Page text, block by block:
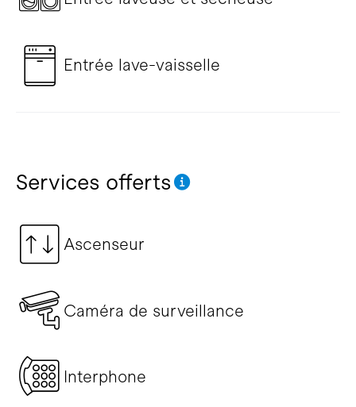
Entrée lave-vaisselle
Services offerts
Ascenseur
Caméra de surveillance
Interphone